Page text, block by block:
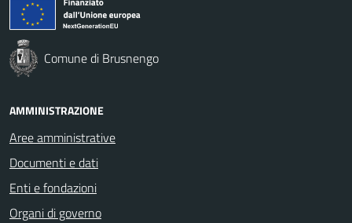
Comune di Brusnengo
AMMINISTRAZIONE
Aree amministrative
Documenti e dati
Enti e fondazioni
Organi di governo